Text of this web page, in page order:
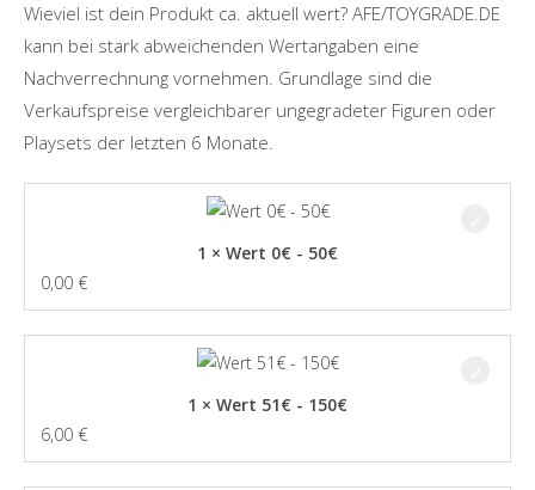
Wieviel ist dein Produkt ca. aktuell wert? AFE/TOYGRADE.DE
kann bei stark abweichenden Wertangaben eine
Nachverrechnung vornehmen. Grundlage sind die
Verkaufspreise vergleichbarer ungegradeter Figuren oder
Playsets der letzten 6 Monate.
1 × Wert 0€ - 50€
0,00 €
1 × Wert 51€ - 150€
6,00 €